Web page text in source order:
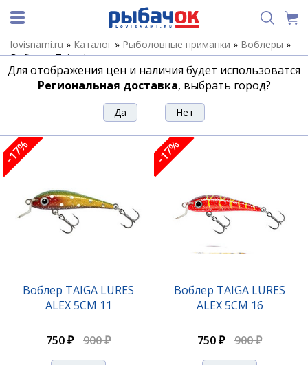
lovisnami.ru » Каталог » Рыболовные приманки » Воблеры »
Воблеры Taiga Lures
Воблеры Taiga Lures
Фильтр
-17%
Воблер TAIGA LURES
ALEX 5CM 11
750 ₽ 900 ₽
-17%
Воблер TAIGA LURES
ALEX 5CM 16
750 ₽ 900 ₽
Для отображения цен и наличия будет использоватся
Региональная доставка, выбрать город?